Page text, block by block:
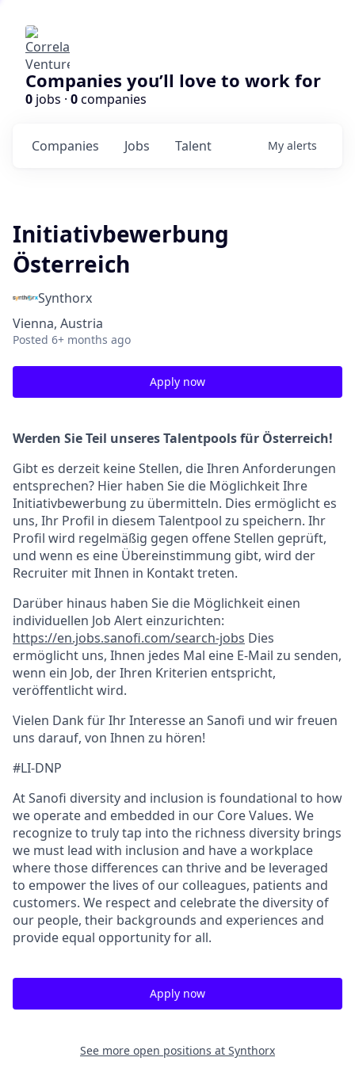
Companies you’ll love to work for
0 jobs · 0companies
Jobs
Companies Talent My alerts
Initiativbewerbung
Österreich
Synthorx
Vienna, Austria
Posted 6+ months ago
Apply now
Werden Sie Teil unseres Talentpools für Österreich!
Gibt es derzeit keine Stellen, die Ihren Anforderungen
entsprechen? Hier haben Sie die Möglichkeit Ihre
Initiativbewerbung zu übermitteln. Dies ermöglicht es
uns, Ihr Profil in diesem Talentpool zu speichern. Ihr
Profil wird regelmäßig gegen offene Stellen geprüft,
und wenn es eine Übereinstimmung gibt, wird der
Recruiter mit Ihnen in Kontakt treten.
Darüber hinaus haben Sie die Möglichkeit einen
individuellen Job Alert einzurichten:
https://en.jobs.sanofi.com/search-jobs Dies
ermöglicht uns, Ihnen jedes Mal eine E-Mail zu senden,
wenn ein Job, der Ihren Kriterien entspricht,
veröffentlicht wird.
Vielen Dank für Ihr Interesse an Sanofi und wir freuen
uns darauf, von Ihnen zu hören!
#LI-DNP
At Sanofi diversity and inclusion is foundational to how
we operate and embedded in our Core Values. We
recognize to truly tap into the richness diversity brings
we must lead with inclusion and have a workplace
where those differences can thrive and be leveraged
to empower the lives of our colleagues, patients and
customers. We respect and celebrate the diversity of
our people, their backgrounds and experiences and
provide equal opportunity for all.
Apply now
See more open positions at Synthorx